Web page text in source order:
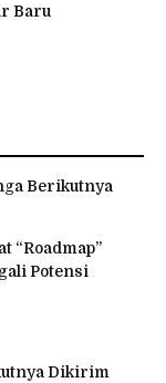
Baru
Berikutnya
“Roadmap”
Potensi
Dikirim